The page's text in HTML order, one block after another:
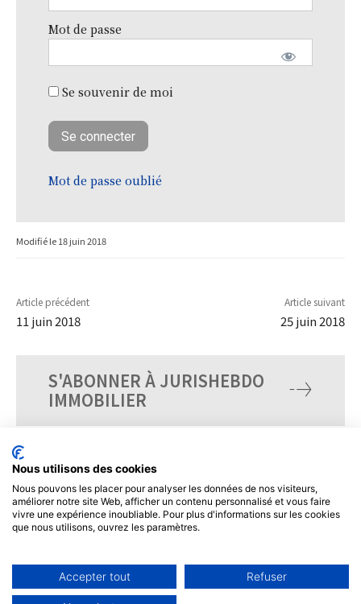
Mot de passe
Se souvenir de moi
Mot de passe oublié
Modifié le18 juin 2018
Article précédent
11 juin 2018
Article suivant
25 juin 2018
S'ABONNER À JURISHEBDO
IMMOBILIER
Nous utilisons des cookies
Nous pouvons les placer pour analyser les données de nos visiteurs,
améliorer notre site Web, afficher un contenu personnalisé et vous faire
vivre une expérience inoubliable. Pour plus d'informations sur les cookies
que nous utilisons, ouvrez les paramètres.
Accepter tout Refuser